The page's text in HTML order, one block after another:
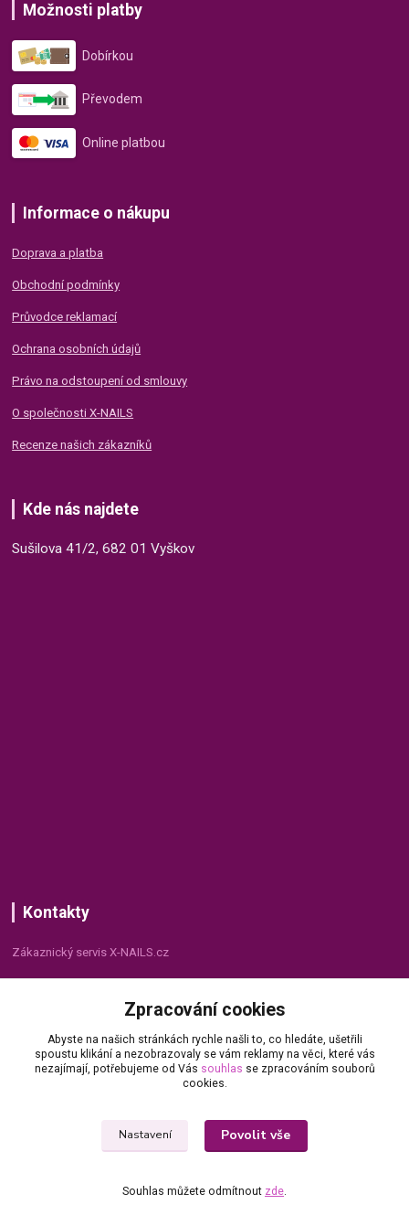
Možnosti platby
Dobírkou
Převodem
Online platbou
Informace o nákupu
Doprava a platba
Obchodní podmínky
Průvodce reklamací
Ochrana osobních údajů
Právo na odstoupení od smlouvy
O společnosti X-NAILS
Recenze našich zákazníků
Kde nás najdete
Sušilova 41/2, 682 01 Vyškov
Kontakty
Zákaznický servis X-NAILS.cz
+420 735 055 075
(Po - Pá, 8 - 16 hod.)
info@x-nails.cz
Zpracování cookies
Abyste na našich stránkách rychle našli to, co hledáte, ušetřili
spoustu klikání a nezobrazovaly se vám reklamy na věci, které vás
nezajímají, potřebujeme od Vás souhlas se zpracováním souborů
cookies.
Nastavení Povolit vše
Souhlas můžete odmítnout zde.